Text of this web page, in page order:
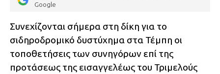
Google
Συνεχίζονται σήμερα στη δίκη για το
σιδηροδρομικό δυστύχημα στα Τέμπη οι
τοποθετήσεις των συνηγόρων επί της
προτάσεως της εισαγγελέως του Τριμελούς